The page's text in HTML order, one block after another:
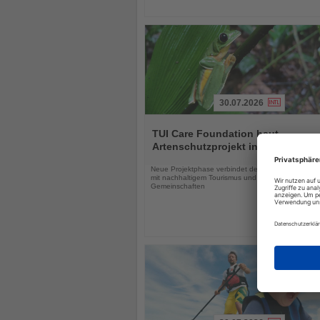
Sie
die
30.07.2026
TUI Care Foundation baut
Artenschutzprojekt in Costa Rica
Neue Projektphase verbindet den Schutz bedrohter
mit nachhaltigem Tourismus und der Stärkung
Gemeinschaften